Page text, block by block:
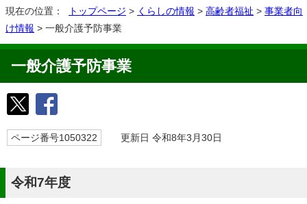
現在の位置： トップページ > くらしの情報 > 高齢者福祉 > 事業者向
け情報 > 一般介護予防事業
一般介護予防事業
ページ番号1050322 更新日 令和8年3月30日
令和7年度